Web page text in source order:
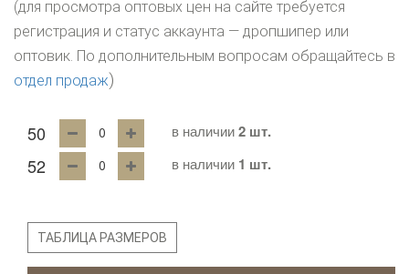
(для просмотра оптовых цен на сайте требуется
регистрация и статус аккаунта — дропшипер или
оптовик. По дополнительным вопросам обращайтесь в
отдел продаж)
50 в наличии2 шт.
52 в наличии 1 шт.
ТАБЛИЦА РАЗМЕРОВ